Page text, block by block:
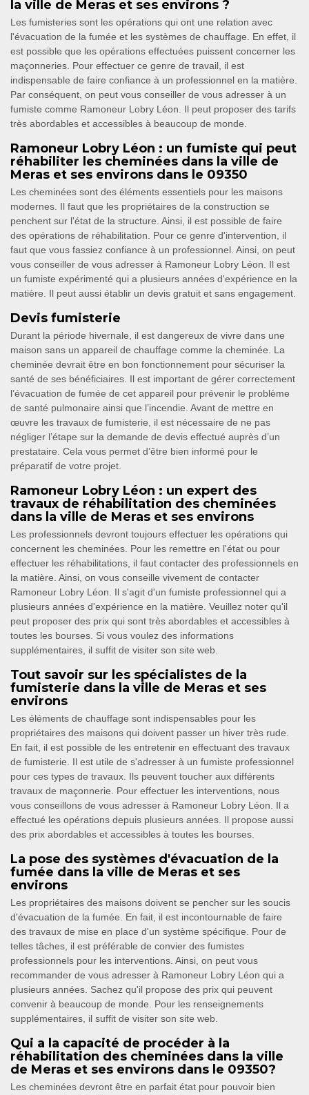
la ville de Meras et ses environs ?
Les fumisteries sont les opérations qui ont une relation avec
l'évacuation de la fumée et les systèmes de chauffage. En effet, il
est possible que les opérations effectuées puissent concerner les
maçonneries. Pour effectuer ce genre de travail, il est
indispensable de faire confiance à un professionnel en la matière.
Par conséquent, on peut vous conseiller de vous adresser à un
fumiste comme Ramoneur Lobry Léon. Il peut proposer des tarifs
très abordables et accessibles à beaucoup de monde.
Ramoneur Lobry Léon : un fumiste qui peut
réhabiliter les cheminées dans la ville de
Meras et ses environs dans le 09350
Les cheminées sont des éléments essentiels pour les maisons
modernes. Il faut que les propriétaires de la construction se
penchent sur l'état de la structure. Ainsi, il est possible de faire
des opérations de réhabilitation. Pour ce genre d'intervention, il
faut que vous fassiez confiance à un professionnel. Ainsi, on peut
vous conseiller de vous adresser à Ramoneur Lobry Léon. Il est
un fumiste expérimenté qui a plusieurs années d'expérience en la
matière. Il peut aussi établir un devis gratuit et sans engagement.
Devis fumisterie
Durant la période hivernale, il est dangereux de vivre dans une
maison sans un appareil de chauffage comme la cheminée. La
cheminée devrait être en bon fonctionnement pour sécuriser la
santé de ses bénéficiaires. Il est important de gérer correctement
l’évacuation de fumée de cet appareil pour prévenir le problème
de santé pulmonaire ainsi que l’incendie. Avant de mettre en
œuvre les travaux de fumisterie, il est nécessaire de ne pas
négliger l’étape sur la demande de devis effectué auprès d’un
prestataire. Cela vous permet d’être bien informé pour le
préparatif de votre projet.
Ramoneur Lobry Léon : un expert des
travaux de réhabilitation des cheminées
dans la ville de Meras et ses environs
Les professionnels devront toujours effectuer les opérations qui
concernent les cheminées. Pour les remettre en l'état ou pour
effectuer les réhabilitations, il faut contacter des professionnels en
la matière. Ainsi, on vous conseille vivement de contacter
Ramoneur Lobry Léon. Il s'agit d'un fumiste professionnel qui a
plusieurs années d'expérience en la matière. Veuillez noter qu'il
peut proposer des prix qui sont très abordables et accessibles à
toutes les bourses. Si vous voulez des informations
supplémentaires, il suffit de visiter son site web.
Tout savoir sur les spécialistes de la
fumisterie dans la ville de Meras et ses
environs
Les éléments de chauffage sont indispensables pour les
propriétaires des maisons qui doivent passer un hiver très rude.
En fait, il est possible de les entretenir en effectuant des travaux
de fumisterie. Il est utile de s'adresser à un fumiste professionnel
pour ces types de travaux. Ils peuvent toucher aux différents
travaux de maçonnerie. Pour effectuer les interventions, nous
vous conseillons de vous adresser à Ramoneur Lobry Léon. Il a
effectué les opérations depuis plusieurs années. Il propose aussi
des prix abordables et accessibles à toutes les bourses.
La pose des systèmes d'évacuation de la
fumée dans la ville de Meras et ses
environs
Les propriétaires des maisons doivent se pencher sur les soucis
d'évacuation de la fumée. En fait, il est incontournable de faire
des travaux de mise en place d'un système spécifique. Pour de
telles tâches, il est préférable de convier des fumistes
professionnels pour les interventions. Ainsi, on peut vous
recommander de vous adresser à Ramoneur Lobry Léon qui a
plusieurs années. Sachez qu'il propose des prix qui peuvent
convenir à beaucoup de monde. Pour les renseignements
supplémentaires, il suffit de visiter son site web.
Qui a la capacité de procéder à la
réhabilitation des cheminées dans la ville
de Meras et ses environs dans le 09350?
Les cheminées devront être en parfait état pour pouvoir bien